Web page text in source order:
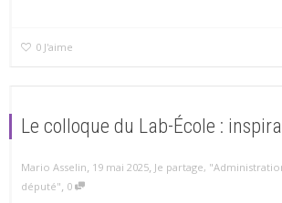
0 J'aime
Le colloque du Lab-École :
Mario Asselin, 19 mai 2025, Je partage,
député", 0